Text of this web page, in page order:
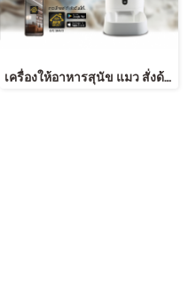
เครื่องให้อาหารสุนัข แมว สั่งด้วยมือถือ WIFI Smart pet food feeder WIFI EV02